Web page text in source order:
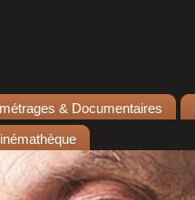
& Documentaires